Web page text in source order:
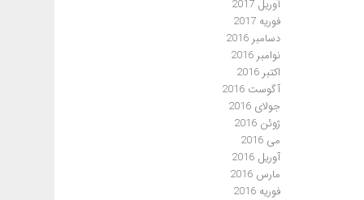
آوریل 2017
فوریه 2017
دسامبر 2016
نوامبر 2016
اکتبر 2016
آگوست 2016
جولای 2016
ژوئن 2016
می 2016
آوریل 2016
مارس 2016
فوریه 2016